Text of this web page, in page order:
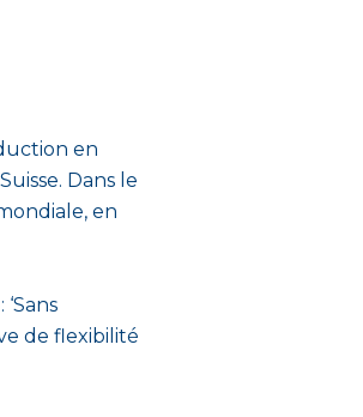
en
Dans le
en
de flexibilité